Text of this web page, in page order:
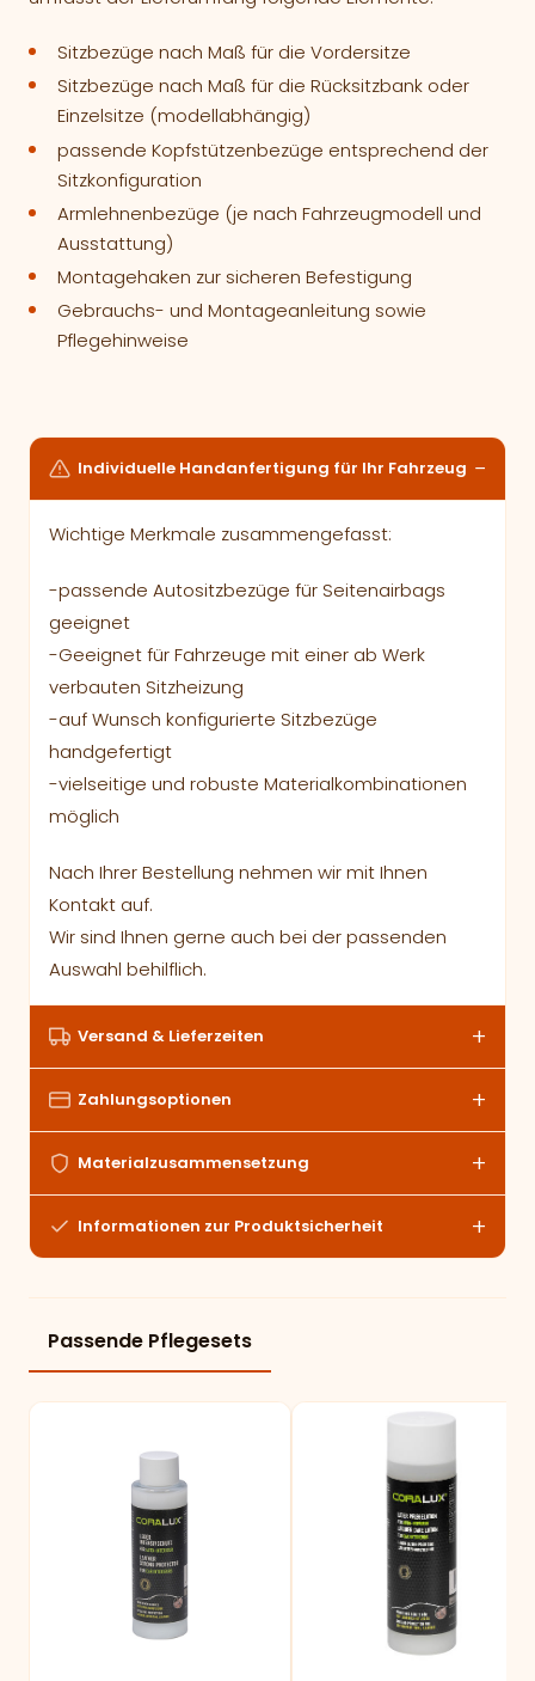
Sitzbezüge nach Maß für die Vordersitze
Sitzbezüge nach Maß für die Rücksitzbank oder
Einzelsitze (modellabhängig)
passende Kopfstützenbezüge entsprechend der
Sitzkonfiguration
Armlehnenbezüge (je nach Fahrzeugmodell und
Ausstattung)
Montagehaken zur sicheren Befestigung
Gebrauchs- und Montageanleitung sowie
Pflegehinweise
Individuelle Handanfertigung für Ihr Fahrzeug
Wichtige Merkmale zusammengefasst:
-passende Autositzbezüge für Seitenairbags
geeignet
-Geeignet für Fahrzeuge mit einer ab Werk
verbauten Sitzheizung
-auf Wunsch konfigurierte Sitzbezüge
handgefertigt
-vielseitige und robuste Materialkombinationen
möglich
Nach Ihrer Bestellung nehmen wir mit Ihnen
Kontakt auf.
Wir sind Ihnen gerne auch bei der passenden
Auswahl behilflich.
Versand & Lieferzeiten
Zahlungsoptionen
Materialzusammensetzung
Informationen zur Produktsicherheit
Passende Pflegesets